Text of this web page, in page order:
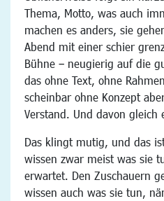
Thema, Motto, was auch
machen es anders, sie
Abend mit einer schier
Bühne – neugierig auf die
das ohne Text, ohne
scheinbar ohne Konzept
Verstand. Und davon gleich
Das klingt mutig, und das
wissen zwar meist was sie
erwartet. Den Zuschauern
wissen auch was sie tun,